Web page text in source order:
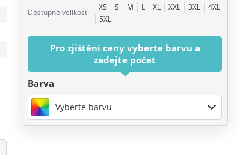
Dostupné velikosti XS S M L XL XXL 3XL
4XL
5XL
Pro zjištění ceny vyberte barvu a
zadejte počet
Barva
Vyberte barvu